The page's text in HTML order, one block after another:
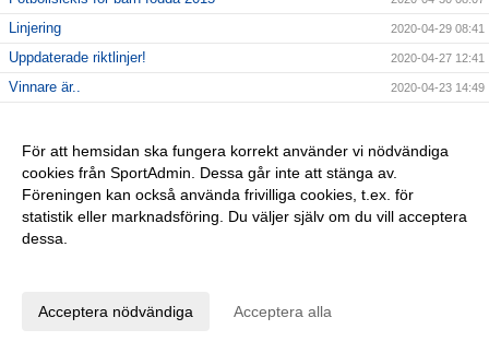
Linjering 2020-04-29 08:41
Uppdaterade riktlinjer! 2020-04-27 12:41
Vinnare är.. 2020-04-23 14:49
Tack! 2020-04-22 12:38
Utdrag ur belastningsregistret 2020-04-21 10:05
Styrelsemöte 20/4 kl 18,00 i SAIK-stugan!
Saikare! Ni är bäst!
För att hemsidan ska fungera korrekt använder vi nödvändiga
cookies från SportAdmin. Dessa går inte att stänga av.
Föreningen kan också använda frivilliga cookies, t.ex. för
statistik eller marknadsföring. Du väljer själv om du vill acceptera
dessa.
Acceptera nödvändiga Acceptera alla